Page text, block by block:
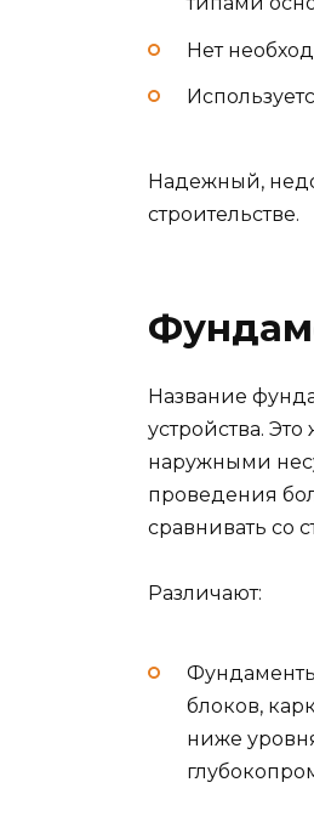
Нет
Надежный,
строительстве.
Название
устройства.
наружными
проведения
сравнивать со
Различают:
блоков,
ниже